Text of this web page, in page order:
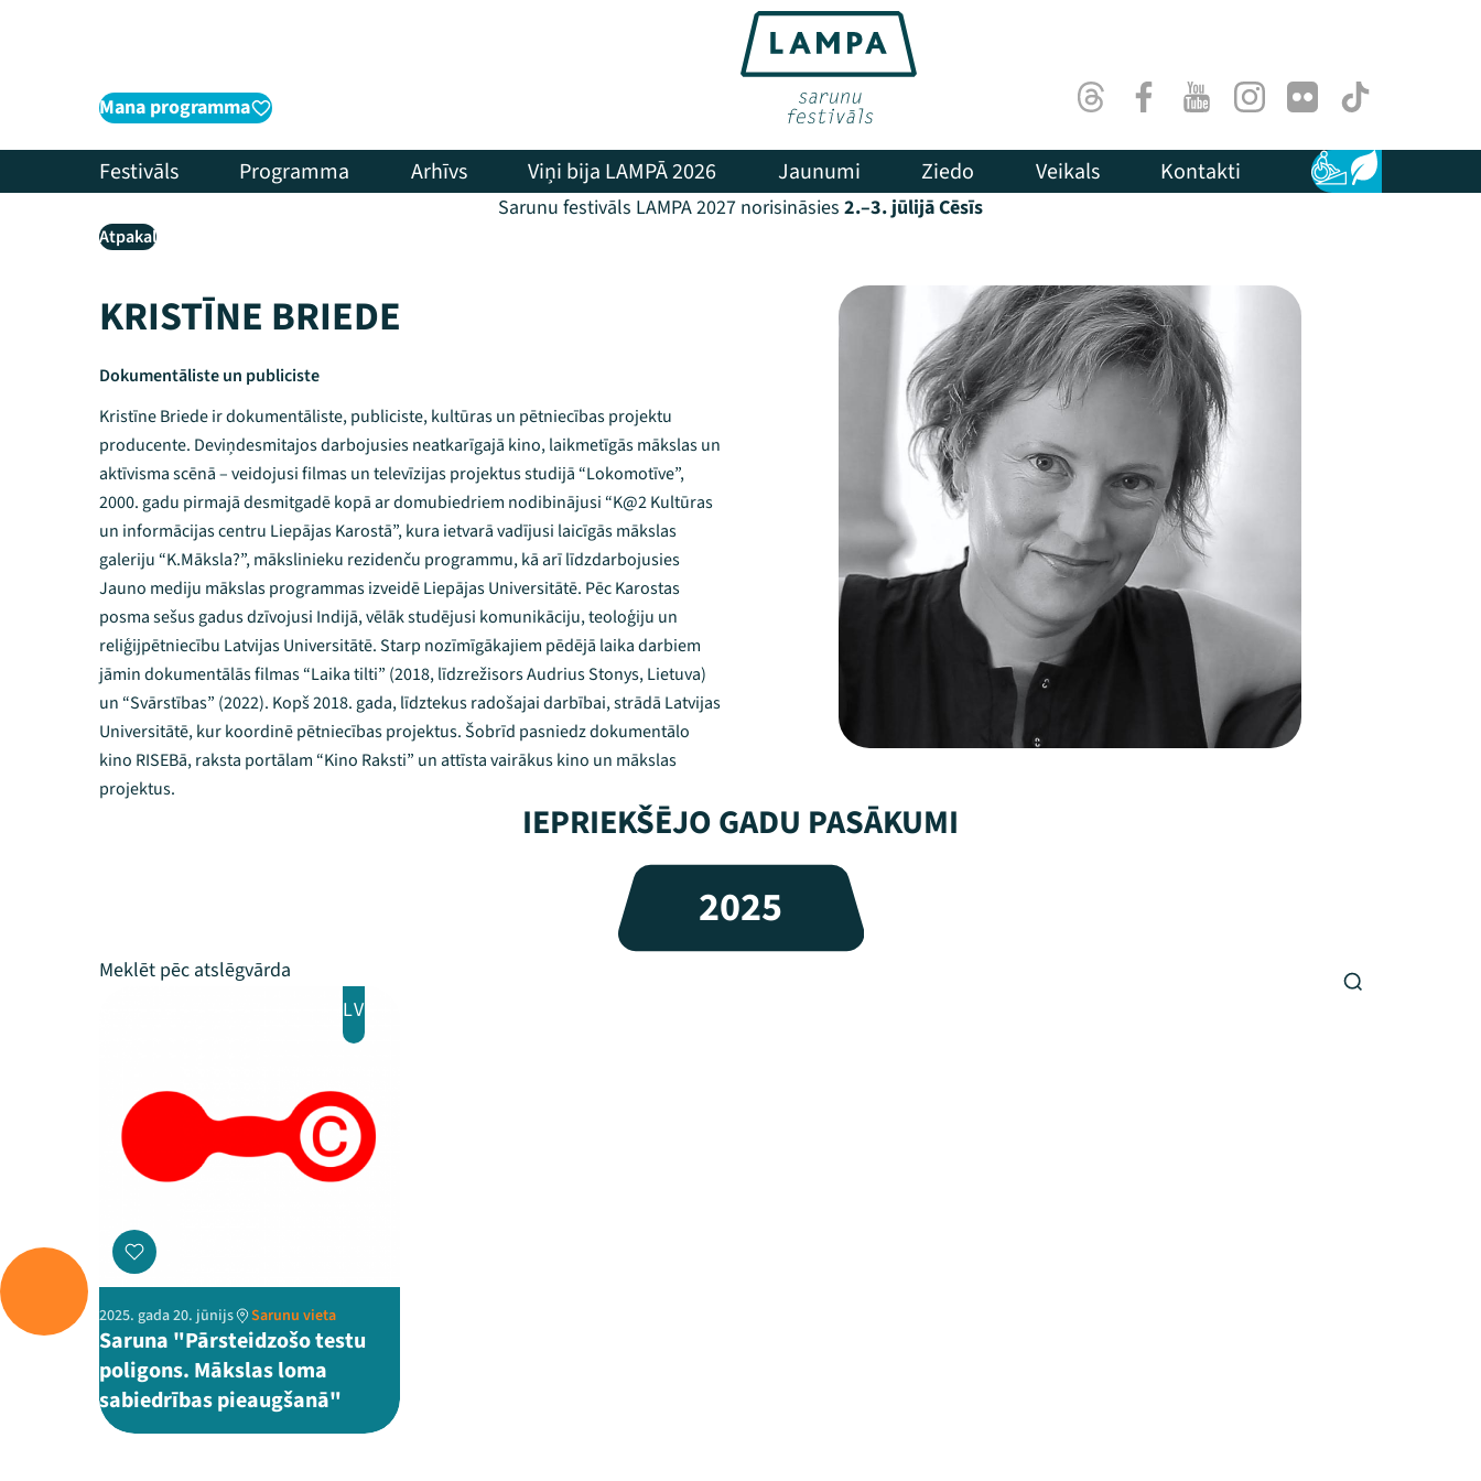
Mana programma ThreadsFacebookYoutubeInstagram
Flick TikTok
Festivāls Programma Arhīvs Viņi bija LAMPĀ 2026 Jaunumi Ziedo Veikals Kontakti Pieejamība
Ilgtspēja
Sarunu festivāls LAMPA 2027 norisināsies 2.–3. jūlijā Cēsīs
Atpakaļ
KRISTĪNE BRIEDE
Dokumentāliste un publiciste
Kristīne Briede ir dokumentāliste, publiciste, kultūras un pētniecības projektu
producente. Deviņdesmitajos darbojusies neatkarīgajā kino, laikmetīgās mākslas un
aktīvisma scēnā – veidojusi filmas un televīzijas projektus studijā “Lokomotīve”,
2000. gadu pirmajā desmitgadē kopā ar domubiedriem nodibinājusi “K@2 Kultūras
un informācijas centru Liepājas Karostā”, kura ietvarā vadījusi laicīgās mākslas
galeriju “K.Māksla?”, mākslinieku rezidenču programmu, kā arī līdzdarbojusies
Jauno mediju mākslas programmas izveidē Liepājas Universitātē. Pēc Karostas
posma sešus gadus dzīvojusi Indijā, vēlāk studējusi komunikāciju, teoloģiju un
reliģijpētniecību Latvijas Universitātē. Starp nozīmīgākajiem pēdējā laika darbiem
jāmin dokumentālās filmas “Laika tilti” (2018, līdzrežisors Audrius Stonys, Lietuva)
un “Svārstības” (2022). Kopš 2018. gada, līdztekus radošajai darbībai, strādā Latvijas
Universitātē, kur koordinē pētniecības projektus. Šobrīd pasniedz dokumentālo
kino RISEBā, raksta portālam “Kino Raksti” un attīsta vairākus kino un mākslas
projektus.
IEPRIEKŠĒJO GADU PASĀKUMI
2025
LV
2025. gada 20. jūnijs Sarunu vieta
Saruna "Pārsteidzošo testu
poligons. Mākslas loma
sabiedrības pieaugšanā"